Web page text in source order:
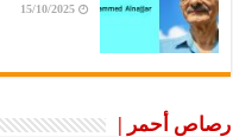
15/10/2025
رصاص أحمر |